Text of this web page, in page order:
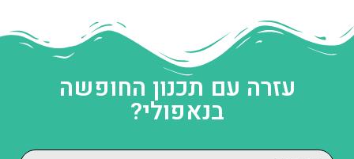
עזרה עם תכנון החופשה
בנאפולי?